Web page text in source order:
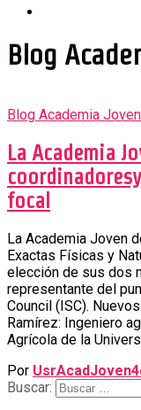
Blog
Blog Academia Joven
La Academia
focal
La Academia Joven
Exactas Físicas y
elección de sus dos
representante del
Council (ISC).
Ramírez: Ingeniero
Agrícola de la
Por
Buscar: